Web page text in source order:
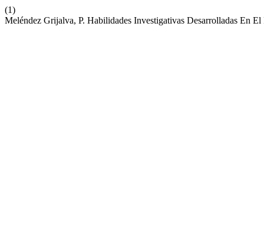
(1)
Meléndez Grijalva, P. Habilidades Investigativas Desarrolladas En